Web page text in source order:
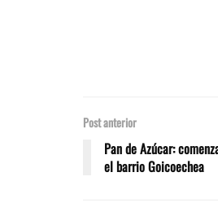
Post anterior
Pan de Azúcar:
el barrio Goicoechea